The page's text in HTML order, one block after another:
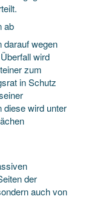
ab
darauf wegen
wird
zum
in Schutz
diese wird unter
der
auch von